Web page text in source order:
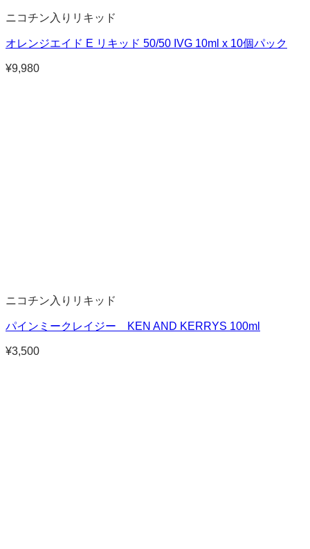
ニコチン入りリキッド
オレンジエイド E リキッド 50/50 IVG 10ml x 10個パック
¥9,980
ニコチン入りリキッド
パインミークレイジー KEN AND KERRYS 100ml
¥3,500